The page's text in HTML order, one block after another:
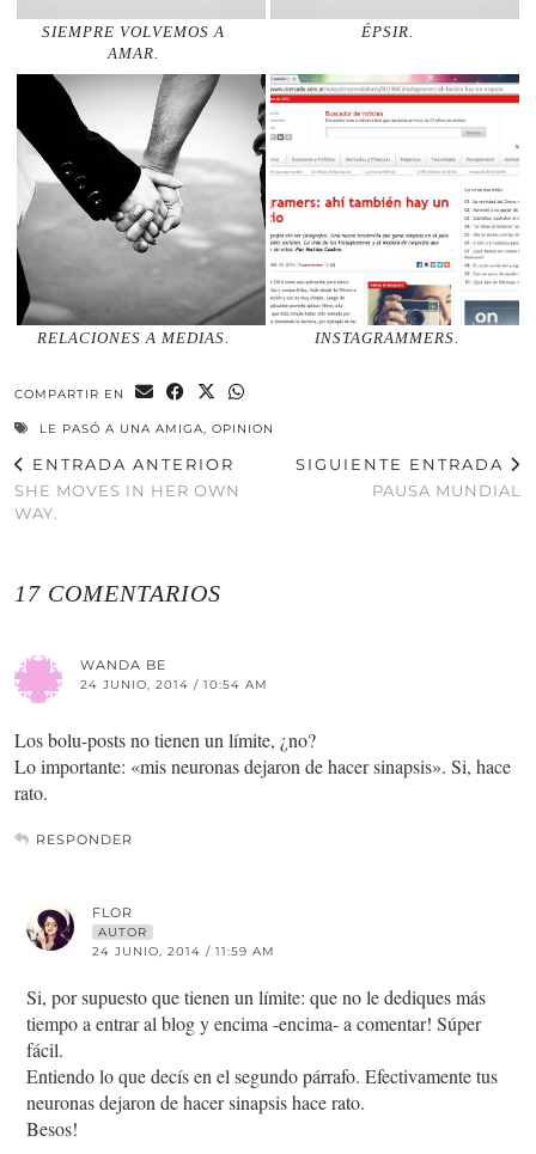
SIEMPRE VOLVEMOS A
AMAR.
ÉPSIR.
RELACIONES A MEDIAS. INSTAGRAMMERS.
COMPARTIR EN
LE PASÓ A UNA AMIGA OPINION
ENTRADA ANTERIOR
SHE MOVES IN HER OWN
WAY.
SIGUIENTE ENTRADA
PAUSA MUNDIAL
17 COMENTARIOS
WANDA BE
24 JUNIO, 2014 / 10:54 AM
Los bolu-posts no tienen un límite, ¿no?
Lo importante: «mis neuronas dejaron de hacer sinapsis». Si, hace
rato.
RESPONDER
FLOR
AUTOR
24 JUNIO, 2014 / 11:59 AM
Si, por supuesto que tienen un límite: que no le dediques más
tiempo a entrar al blog y encima -encima- a comentar! Súper
fácil.
Entiendo lo que decís en el segundo párrafo. Efectivamente tus
neuronas dejaron de hacer sinapsis hace rato.
Besos!